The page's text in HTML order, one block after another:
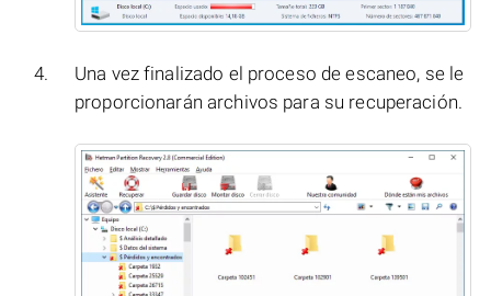
Una vez finalizado el proceso de escaneo, se le
proporcionarán archivos para su recuperación.